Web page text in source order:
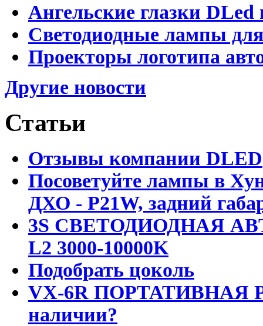
Ангельские глазки DLed
Светодиодные лампы
Проекторы логотипа
Другие новости
Статьи
Отзывы компании DLED
Посоветуйте лампы в
ДХО - P21W, задний
3S СВЕТОДИОДНАЯ
L2 3000-10000K
Подобрать цоколь
VX-6R ПОРТАТИВНАЯ
наличии?